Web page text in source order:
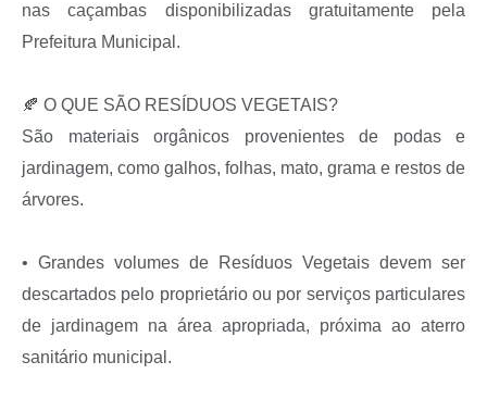
nas caçambas disponibilizadas gratuitamente pela
Prefeitura Municipal.
🍂 O QUE SÃO RESÍDUOS VEGETAIS?
São materiais orgânicos provenientes de podas e
jardinagem, como galhos, folhas, mato, grama e restos de
árvores.
• Grandes volumes de Resíduos Vegetais devem ser
descartados pelo proprietário ou por serviços particulares
de jardinagem na área apropriada, próxima ao aterro
sanitário municipal.